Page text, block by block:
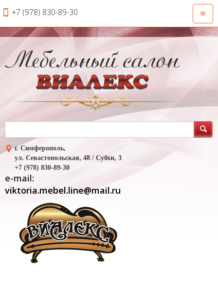
+7 (978) 830-89-30
г. Симферополь,
ул. Севастопольская, 48 / Субхи, 3
+7 (978) 830-89-30
e-mail:
viktoria.mebel.line@mail.ru